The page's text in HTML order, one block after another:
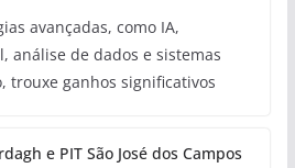
avançadas, como IA,
análise de dados e sistemas
trouxe ganhos significativos
e PIT São José dos Campos